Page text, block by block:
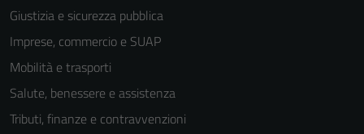
Giustizia e sicurezza pubblica
Imprese, commercio e SUAP
Mobilità e trasporti
Salute, benessere e assistenza
Tributi, finanze e contravvenzioni